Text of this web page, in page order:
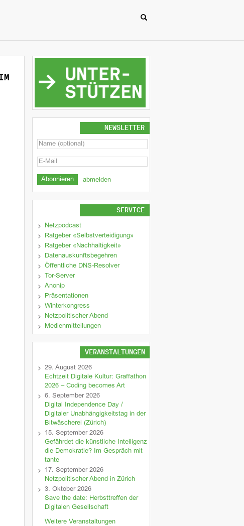
NEWSLETTER
abmelden
SERVICE
Netzpodcast
Ratgeber «Selbstverteidigung»
Ratgeber «Nachhaltigkeit»
Datenauskunftsbegehren
Öffentliche DNS-Resolver
Tor-Server
Anonip
Präsentationen
Winterkongress
Netzpolitischer Abend
Medienmitteilungen
VERANSTALTUNGEN
29. August 2026
Echtzeit Digitale Kultur: Graffathon
2026 – Coding becomes Art
6. September 2026
Digital Independence Day /
Digitaler Unabhängigkeitstag in der
Bitwäscherei (Zürich)
15. September 2026
Gefährdet die künstliche Intelligenz
die Demokratie? Im Gespräch mit
tante
17. September 2026
Netzpolitischer Abend in Zürich
3. Oktober 2026
Save the date: Herbsttreffen der
Digitalen Gesellschaft
Weitere Veranstaltungen